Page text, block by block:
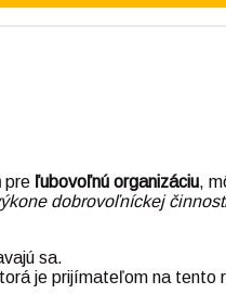
pre ľubovoľnú organizáciu,
dobrovoľníckej
sa.
je prijímateľom na